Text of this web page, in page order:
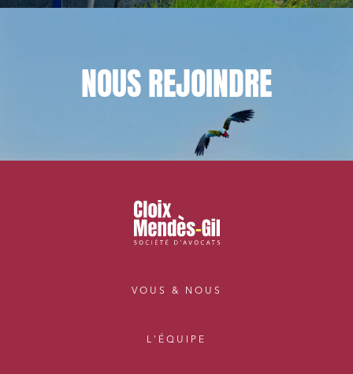
NOUSREJOINDRE
VOUS & NOUS
L'ÉQUIPE